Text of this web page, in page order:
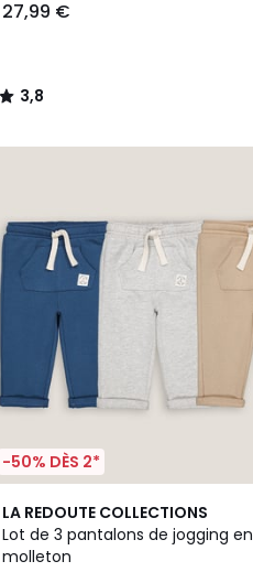
27,99 €
3,8
/
-50% DÈS 2*
LA REDOUTE COLLECTIONS
Lot de 3 pantalons de jogging en
molleton
5
/
5
3
Couleurs